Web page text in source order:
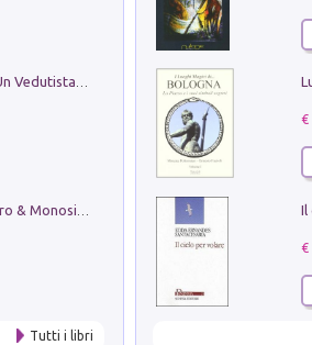
Pietro Bellotti Detto Canaletty. Un Vedutista Veneziano nella Francia dell'Ancien Régime
Tutti i libri
€
Il
€